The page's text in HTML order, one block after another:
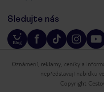
Sledujte nás
Oznámení, reklamy, ceníky a
nepředstavují nabídku
Copyright